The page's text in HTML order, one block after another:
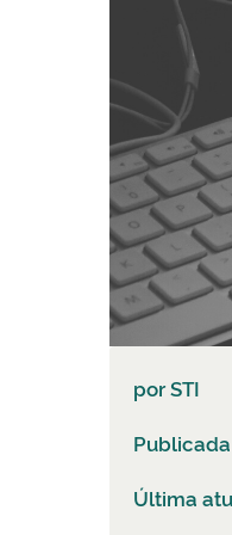
porSTI
Última